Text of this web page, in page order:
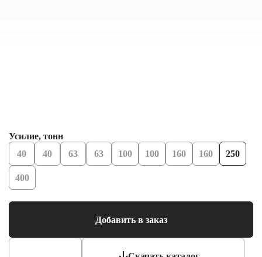
Усилие, тонн
40
40 63 63 100 100 160 160 250
400
Добавить в заказ